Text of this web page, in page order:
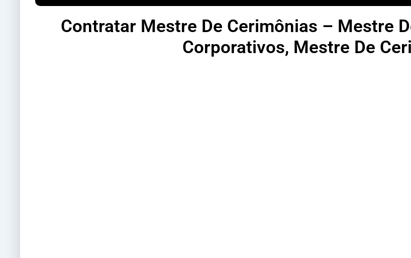
Contratar Mestre De Cerimônias – Mestre
Corporativos, Mestre De